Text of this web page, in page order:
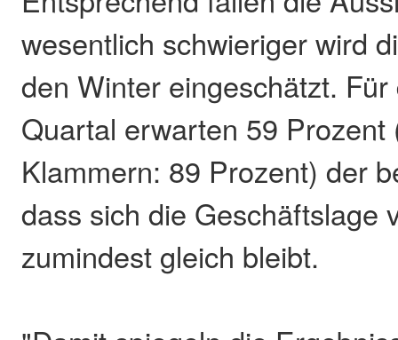
wesentlich schwieriger wird
den Winter eingeschätzt.
Quartal erwarten 59 Prozent
Klammern: 89 Prozent) der
dass sich die Geschäftslage
zumindest gleich bleibt.